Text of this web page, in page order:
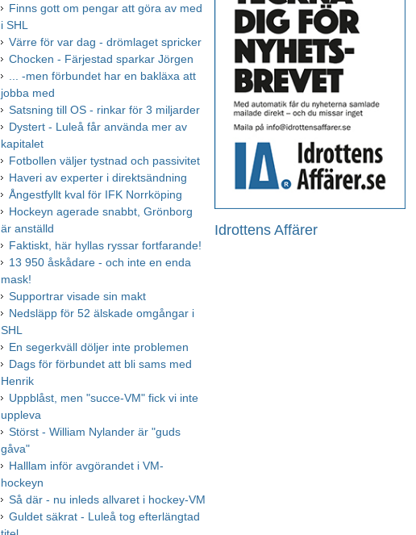
Idrottens Affärer
Finns gott om pengar att göra av med
i SHL
Värre för var dag - drömlaget spricker
Chocken - Färjestad sparkar Jörgen
... -men förbundet har en bakläxa att
jobba med
Satsning till OS - rinkar för 3 miljarder
Dystert - Luleå får använda mer av
kapitalet
Fotbollen väljer tystnad och passivitet
Haveri av experter i direktsändning
Ångestfyllt kval för IFK Norrköping
Hockeyn agerade snabbt, Grönborg
är anställd
Faktiskt, här hyllas ryssar fortfarande!
13 950 åskådare - och inte en enda
mask!
Supportrar visade sin makt
Nedsläpp för 52 älskade omgångar i
SHL
En segerkväll döljer inte problemen
Dags för förbundet att bli sams med
Henrik
Uppblåst, men "succe-VM" fick vi inte
uppleva
Störst - William Nylander är "guds
gåva"
Halllam inför avgörandet i VM-
hockeyn
Så där - nu inleds allvaret i hockey-VM
Guldet säkrat - Luleå tog efterlängtad